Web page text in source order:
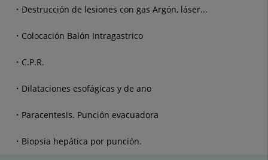
Destrucción de lesiones con gas Argón, láser...
Colocación Balón Intragastrico
C.P.R.
Dilataciones esofágicas y de ano
Paracentesis. Punción evacuadora
Biopsia hepática por punción.